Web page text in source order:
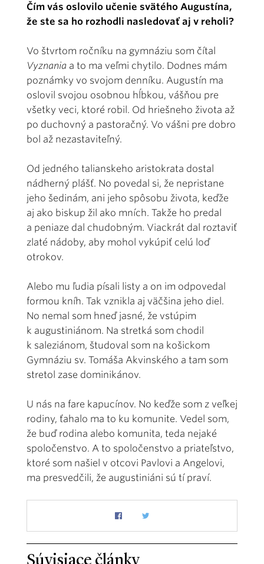
Čím vás oslovilo učenie svätého Augustína,
že ste sa ho rozhodli nasledovať aj v reholi?
Vo štvrtom ročníku na gymnáziu som čítal
Vyznania a to ma veľmi chytilo. Dodnes mám
poznámky vo svojom denníku. Augustín ma
oslovil svojou osobnou hĺbkou, vášňou pre
všetky veci, ktoré robil. Od hriešneho života až
po duchovný a pastoračný. Vo vášni pre dobro
bol až nezastaviteľný.
Od jedného talianskeho aristokrata dostal
nádherný plášť. No povedal si, že nepristane
jeho šedinám, ani jeho spôsobu života, keďže
aj ako biskup žil ako mních. Takže ho predal
a peniaze dal chudobným. Viackrát dal roztaviť
zlaté nádoby, aby mohol vykúpiť celú loď
otrokov.
Alebo mu ľudia písali listy a on im odpovedal
formou kníh. Tak vznikla aj väčšina jeho diel.
No nemal som hneď jasné, že vstúpim
k augustiniánom. Na stretká som chodil
k saleziánom, študoval som na košickom
Gymnáziu sv. Tomáša Akvinského a tam som
stretol zase dominikánov.
U nás na fare kapucínov. No keďže som z veľkej
rodiny, ťahalo ma to ku komunite. Vedel som,
že buď rodina alebo komunita, teda nejaké
spoločenstvo. A to spoločenstvo a priateľstvo,
ktoré som našiel v otcovi Pavlovi a Angelovi,
ma presvedčili, že augustiniáni sú tí praví.